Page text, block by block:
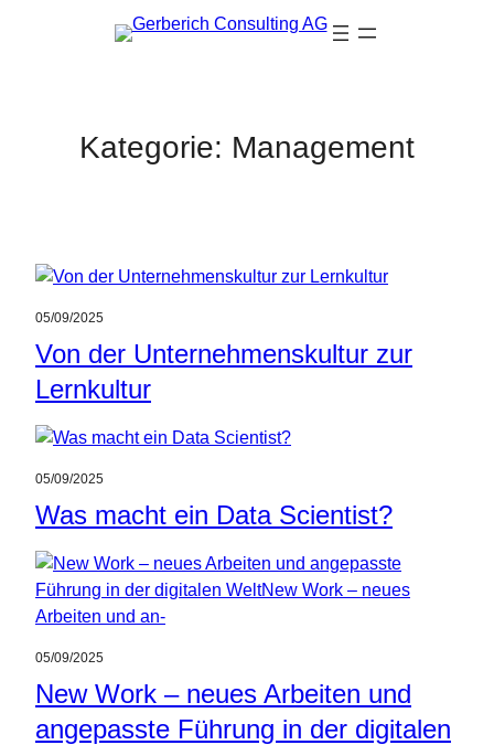
Kategorie: Management
05/09/2025
Von der Unternehmenskultur zur
Lernkultur
05/09/2025
Was macht ein Data Scientist?
05/09/2025
New Work – neues Arbeiten und
angepasste Führung in der digitalen